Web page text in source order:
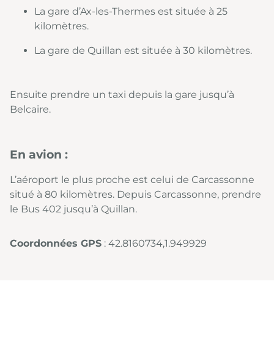
La gare d’Ax-les-Thermes est située à 25
kilomètres.
La gare de Quillan est située à 30 kilomètres.
Ensuite prendre un taxi depuis la gare jusqu’à
Belcaire.
En avion :
L’aéroport le plus proche est celui de Carcassonne
situé à 80 kilomètres. Depuis Carcassonne, prendre
le Bus 402 jusqu’à Quillan.
Coordonnées GPS : 42.8160734,1.949929